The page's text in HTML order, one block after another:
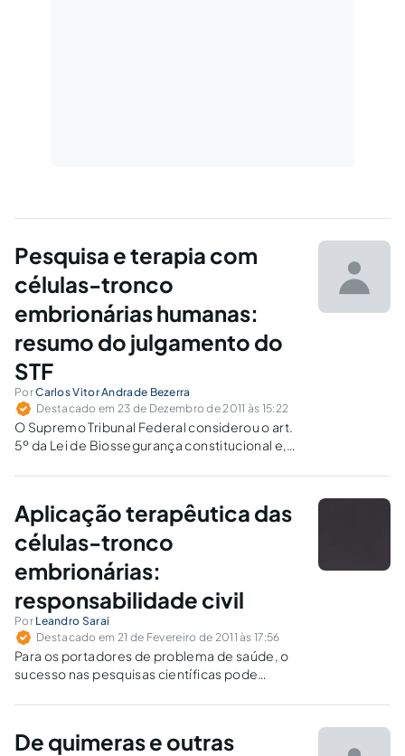
Pesquisa e terapia com
células-tronco
embrionárias humanas:
resumo do julgamento do
STF
PorCarlos Vitor Andrade Bezerra
Destacado em 23 de Dezembro de 2011 às 15:22
O Supremo Tribunal Federal considerou o art.
5º da Lei de Biossegurança constitucional e,
incluiu mais restrições, além daquelas
Aplicação terapêutica das
células-tronco
embrionárias:
responsabilidade civil
Por Leandro Sarai
Destacado em 21 de Fevereiro de 2011 às 17:56
Para os portadores de problema de saúde, o
sucesso nas pesquisas científicas pode
ocorre se o tratamento, a cura ou a salvação
De quimeras e outras